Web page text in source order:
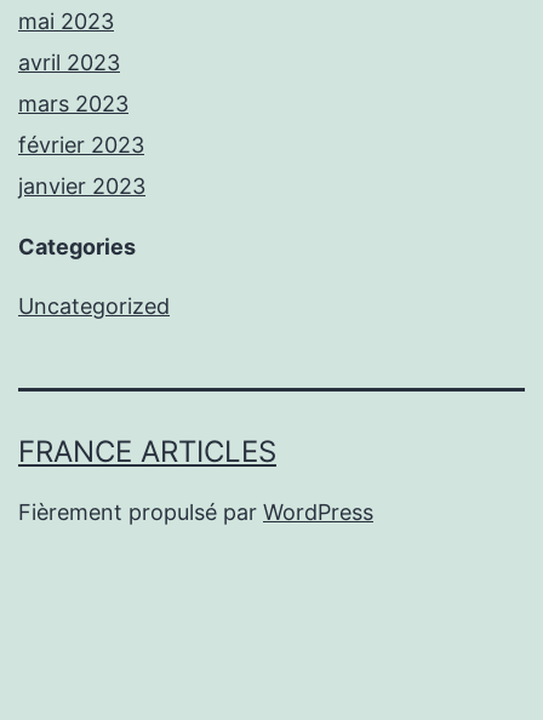
mai 2023
avril 2023
mars 2023
février 2023
janvier 2023
Categories
Uncategorized
FRANCE ARTICLES
Fièrement propulsé par WordPress